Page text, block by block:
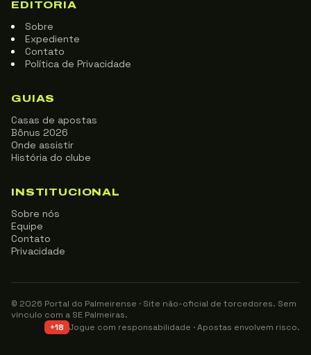
EDITORIA
Sobre
Expediente
Contato
Política de Privacidade
GUIAS
Casas de apostas
Bônus 2026
Onde assistir
História do clube
INSTITUCIONAL
Sobre nós
Equipe
Contato
Privacidade
© 2026 Portal do Palmeirense · Site não-oficial de torcedores. Sem
vínculo com a SE Palmeiras.
+18 Jogue com responsabilidade · Apostas envolvem risco.